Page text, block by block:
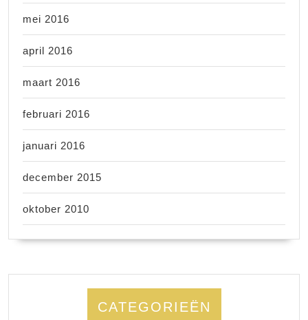
mei 2016
april 2016
maart 2016
februari 2016
januari 2016
december 2015
oktober 2010
CATEGORIEËN